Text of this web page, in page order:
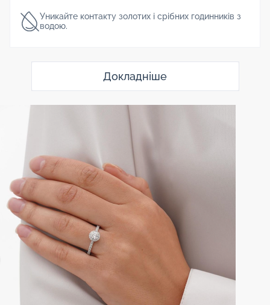
Уникайте контакту золотих і срібних годинників з
водою.
Докладніше